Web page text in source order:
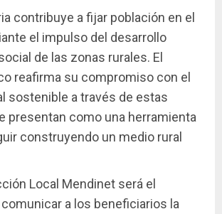
contribuye a fijar población en el
el impulso del desarrollo
de las zonas rurales. El
reafirma su compromiso con el
sostenible a través de estas
presentan como una herramienta
construyendo un medio rural
Local Mendinet será el
a los beneficiarios la